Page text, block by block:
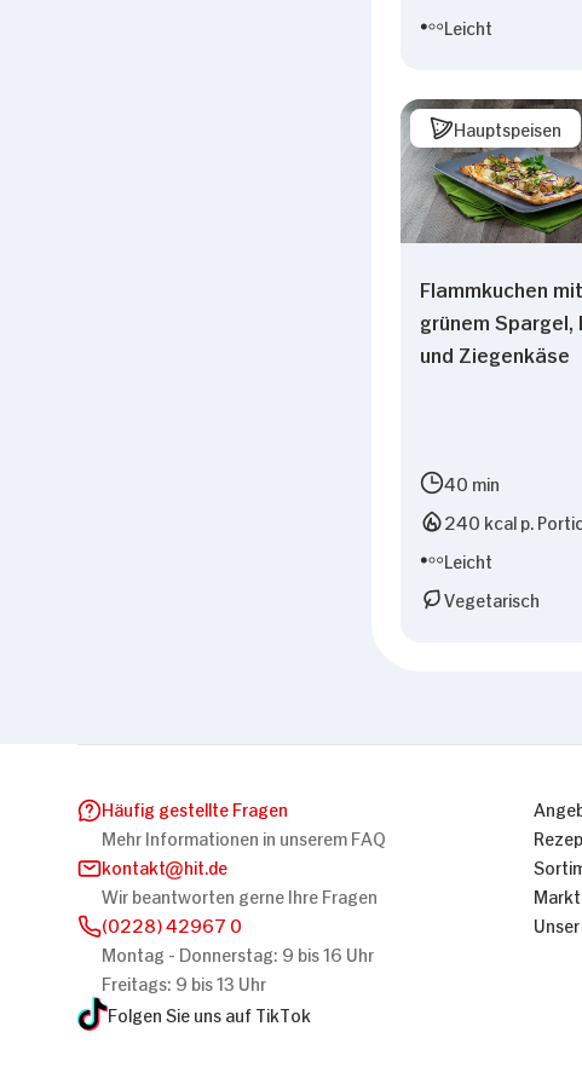
Leicht
Hauptspeisen
Flammkuchen mit
grünem Spargel,
und Ziegenkäse
40 min
240 kcal p.
Leicht
Vegetarisch
Häufig gestellte Fragen
Mehr Informationen in unserem FAQ
kontakt
hit.de
Wir beantworten gerne Ihre Fragen
(0228) 42967 0
Montag - Donnerstag: 9 bis 16 Uhr
Freitags: 9 bis 13 Uhr
Folgen Sie uns auf TikTok